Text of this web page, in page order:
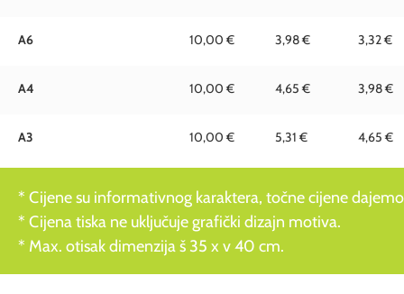
A6 10,00 € 3,98 € 3,32 €
A4 10,00 € 4,65 € 3,98 €
A3 10,00 € 5,31 € 4,65 €
* Cijene su informativnog karaktera, točne cijene
* Cijena tiska ne uključuje grafički dizajn motiva.
* Max. otisak dimenzija š 35 x v 40 cm.